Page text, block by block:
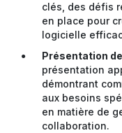
clés, des défis
en place pour
logicielle
Présentation
présentation
démontrant
aux besoins
en matière de
collaboration.